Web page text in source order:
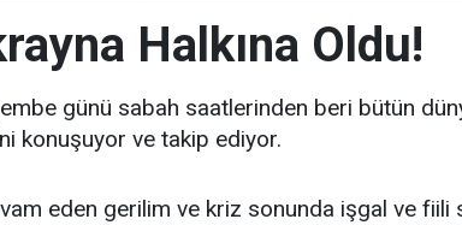
Halkına Oldu!
günü sabah saatlerinden beri bütün
konuşuyor ve takip ediyor.
eden gerilim ve kriz sonunda işgal ve fiili